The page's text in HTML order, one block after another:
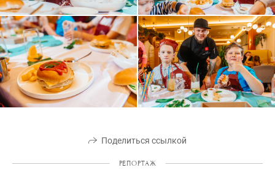
Поделиться ссылкой
РЕПОРТАЖ